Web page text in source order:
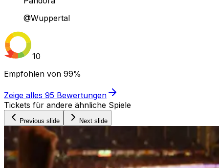
@Wuppertal
10
Empfohlen von 99%
Zeige alles 95 Bewertungen
Tickets für andere ähnliche Spiele
Previous slide Next slide